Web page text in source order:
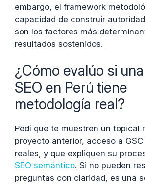
embargo, el framework
capacidad de construir
son los factores más
resultados sostenidos.
¿Cómo evalúo si
SEO en Perú tiene
metodología real?
Pedí que te muestren un topical
proyecto anterior, acceso a
reales, y que expliquen su
SEO semántico. Si no pueden
preguntas con claridad, es una